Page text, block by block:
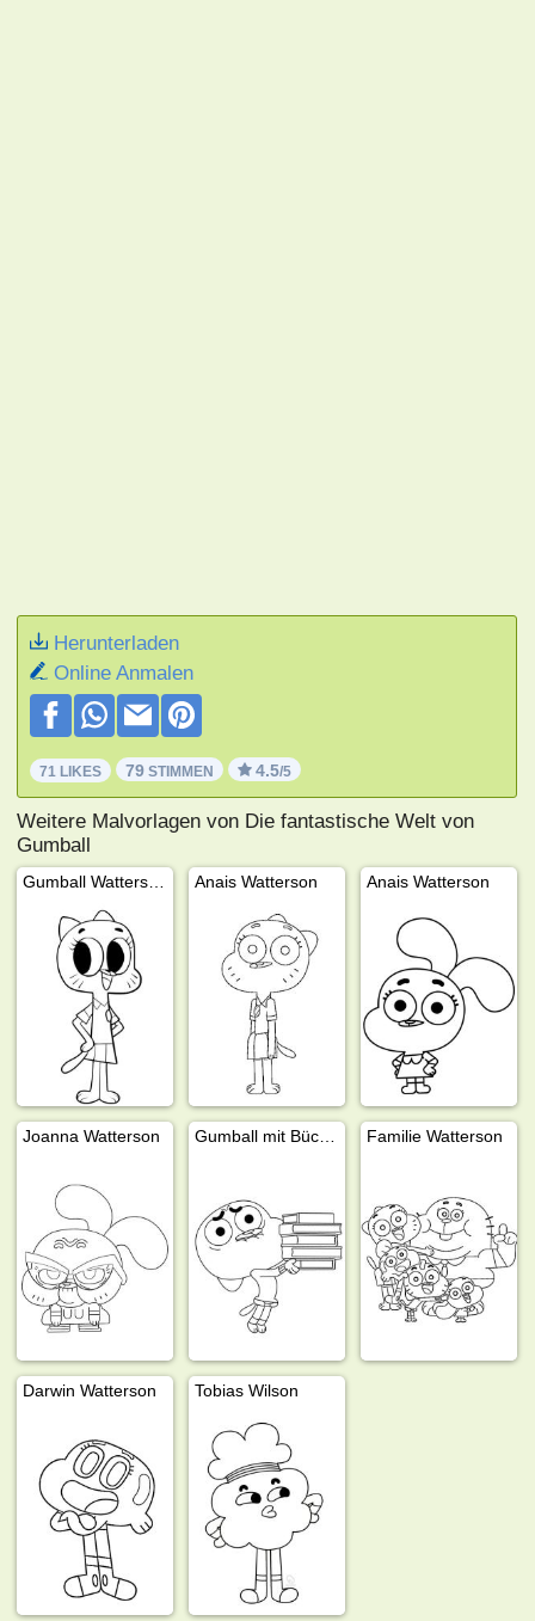
Herunterladen
Online Anmalen
71 LIKES 79 STIMMEN 4.5/5
Weitere Malvorlagen von Die fantastische Welt von
Gumball
Anais Watterson Anais Watterson
Joanna Watterson Familie Watterson
Darwin Watterson Tobias Wilson